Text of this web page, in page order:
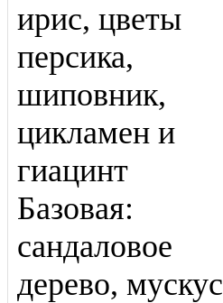
ирис, цветы
персика,
шиповник,
цикламен и
гиацинт
Базовая:
сандаловое
дерево, мускус